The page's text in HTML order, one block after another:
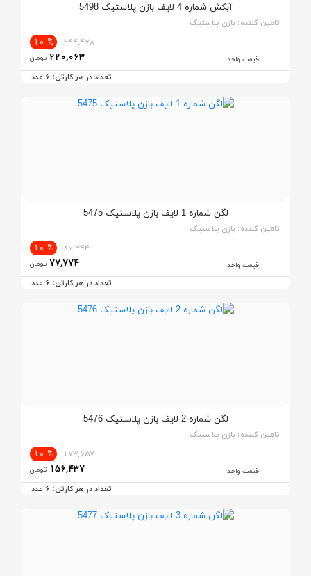
آبکش شماره 4 لایف بازن پلاستیک 5498
تامین کننده: بازن پلاستیک
قیمت واحد
244,478
% 10
220,063 تومان
تعداد در هر کارتن: 6 عدد
لگن شماره 1 لایف بازن پلاستیک 5475
تامین کننده: بازن پلاستیک
قیمت واحد
86,344
% 10
77,774 تومان
تعداد در هر کارتن: 6 عدد
لگن شماره 2 لایف بازن پلاستیک 5476
تامین کننده: بازن پلاستیک
قیمت واحد
173,657
% 10
156,437 تومان
تعداد در هر کارتن: 6 عدد